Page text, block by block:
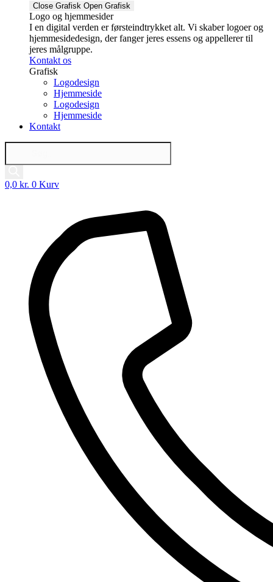
Close Grafisk Open Grafisk
Logo og hjemmesider
I en digital verden er førsteindtrykket alt. Vi skaber logoer og
hjemmesidedesign, der fanger jeres essens og appellerer til
jeres målgruppe.
Kontakt os
Grafisk
Logodesign
Hjemmeside
Logodesign
Hjemmeside
Kontakt
Products
0,0 kr. 0 Kurv